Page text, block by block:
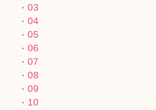
03
04
05
06
07
08
09
10